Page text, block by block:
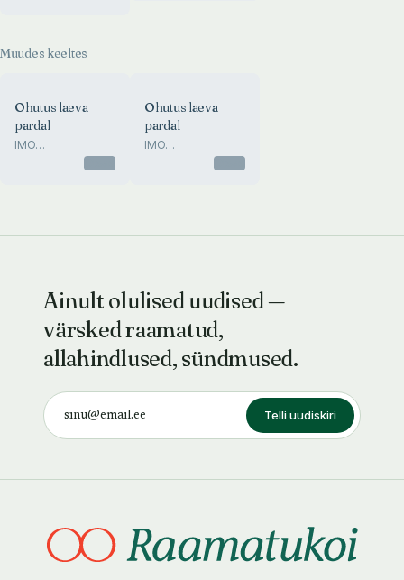
Muudes keeltes
Ohutus laeva
pardal
IMO
Meresidepidamise
Ohutus laeva
pardal
IMO
Meresidepidamise
Ainult olulised uudised —
värsked raamatud,
allahindlused, sündmused.
Telli uudiskiri